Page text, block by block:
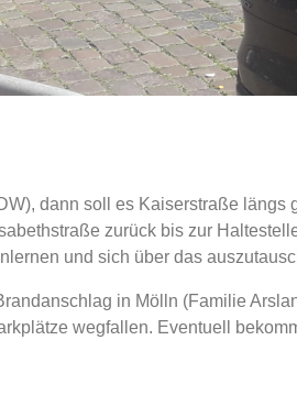
dann soll es Kaiserstraße längs
zurück bis zur
und sich über das
in Mölln (Familie
wegfallen. Eventuell